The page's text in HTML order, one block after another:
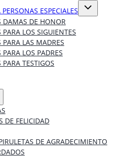
ESPECIALES
Alternar
DAMAS DE HONOR
PARA LOS SIGUIENTES
PARA LAS MADRES
PARA LOS PADRES
PARA TESTIGOS
DE FELICIDAD
DE AGRADECIMIENTO